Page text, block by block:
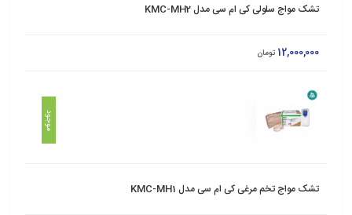
تشک مواج سلولی کی ام سی مدل KMC-MH2
12,000,000 تومان
موجود
تشک مواج تخم مرغی کی ام سی مدل KMC-MH1